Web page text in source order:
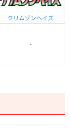
クリムゾンヘイズ
-